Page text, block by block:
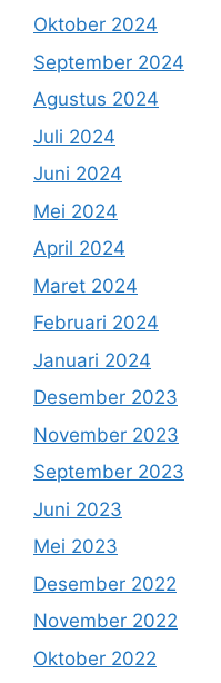
Oktober 2024
September 2024
Agustus 2024
Juli 2024
Juni 2024
Mei 2024
April 2024
Maret 2024
Februari 2024
Januari 2024
Desember 2023
November 2023
September 2023
Juni 2023
Mei 2023
Desember 2022
November 2022
Oktober 2022